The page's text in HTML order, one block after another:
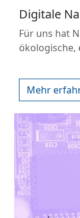
Digitale
Für uns hat
ökologische,
Mehr